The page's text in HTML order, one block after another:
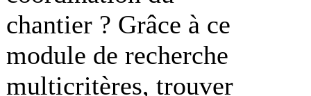
chantier ? Grâce à ce
module de recherche
multicritères, trouver